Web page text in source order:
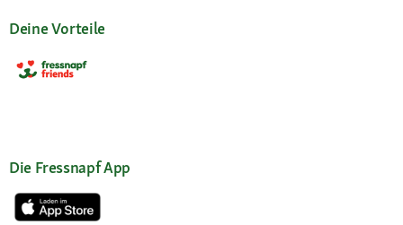
Deine Vorteile
Die Fressnapf App